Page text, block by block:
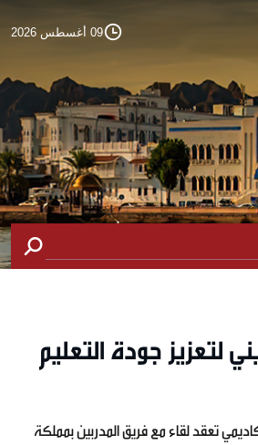
09 أغسطس 2026
لتعزيز جودة التعليم
تعقد لقاء مع فريق المدربين بمملكة